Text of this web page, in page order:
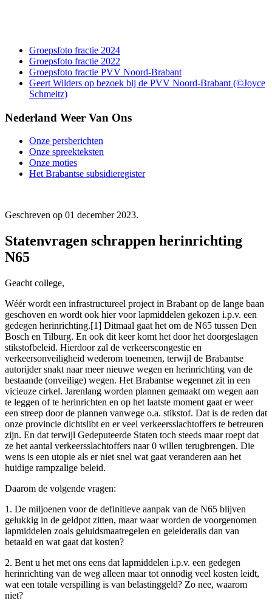
Groepsfoto fractie 2024
Groepsfoto fractie 2022
Groepsfoto fractie PVV Noord-Brabant
Geert Wilders op bezoek bij de PVV Noord-Brabant (©Joyce
Schmeitz)
Nederland Weer Van Ons
Onze persberichten
Onze spreekteksten
Onze moties
Het Brabantse subsidieregister
Geschreven op 01 december 2023.
Statenvragen schrappen herinrichting
N65
Geacht college,
Wéér wordt een infrastructureel project in Brabant op de lange baan
geschoven en wordt ook hier voor lapmiddelen gekozen i.p.v. een
gedegen herinrichting.[1] Ditmaal gaat het om de N65 tussen Den
Bosch en Tilburg. En ook dit keer komt het door het doorgeslagen
stikstofbeleid. Hierdoor zal de verkeerscongestie en
verkeersonveiligheid wederom toenemen, terwijl de Brabantse
autorijder snakt naar meer nieuwe wegen en herinrichting van de
bestaande (onveilige) wegen. Het Brabantse wegennet zit in een
vicieuze cirkel. Jarenlang worden plannen gemaakt om wegen aan
te leggen of te herinrichten en op het laatste moment gaat er weer
een streep door de plannen vanwege o.a. stikstof. Dat is de reden dat
onze provincie dichtslibt en er veel verkeersslachtoffers te betreuren
zijn. En dat terwijl Gedeputeerde Staten toch steeds maar roept dat
ze het aantal verkeersslachtoffers naar 0 willen terugbrengen. Die
wens is een utopie als er niet snel wat gaat veranderen aan het
huidige rampzalige beleid.
Daarom de volgende vragen:
1. De miljoenen voor de definitieve aanpak van de N65 blijven
gelukkig in de geldpot zitten, maar waar worden de voorgenomen
lapmiddelen zoals geluidsmaatregelen en geleiderails dan van
betaald en wat gaat dat kosten?
2. Bent u het met ons eens dat lapmiddelen i.p.v. een gedegen
herinrichting van de weg alleen maar tot onnodig veel kosten leidt,
wat een totale verspilling is van belastinggeld? Zo nee, waarom
niet?